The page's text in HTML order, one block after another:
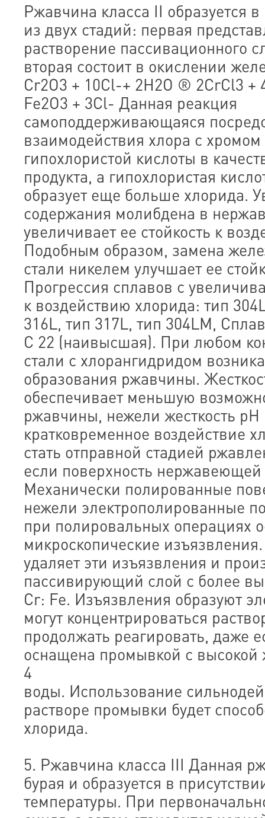
Ржавчина класса II образуется в
из двух стадий: первая
растворение пассивационного
вторая состоит в окислении
Cr2O3 + 10Cl-+ 2H2O ® 2CrCl3 +
Fe2O3 + 3Cl- Данная реакция
самоподдерживающаяся
взаимодействия хлора с
гипохлористой кислоты в
продукта, а гипохлористая
образует еще больше хлорида.
содержания молибдена в
увеличивает ее стойкость к
Подобным образом, замена
стали никелем улучшает ее
Прогрессия сплавов с
к воздействию хлорида: тип
316L, тип 317L, тип 304LМ,
С 22 (наивысшая). При любом
стали с хлорангидридом
образования ржавчины.
обеспечивает меньшую
ржавчины, нежели жесткость
кратковременное воздействие
стать отправной стадией
если поверхность
Механически полированные
нежели электрополированные
при полировальных операциях
микроскопические
удаляет эти изъязвления и
пассивирующий слой с более
Cr: Fe. Изъязвления образуют
могут концентрироваться
продолжать реагировать, даже
оснащена промывкой с высокой
4
воды. Использование
растворе промывки будет
хлорида.
5. Ржавчина класса III Данная
бурая и образуется в
температуры. При